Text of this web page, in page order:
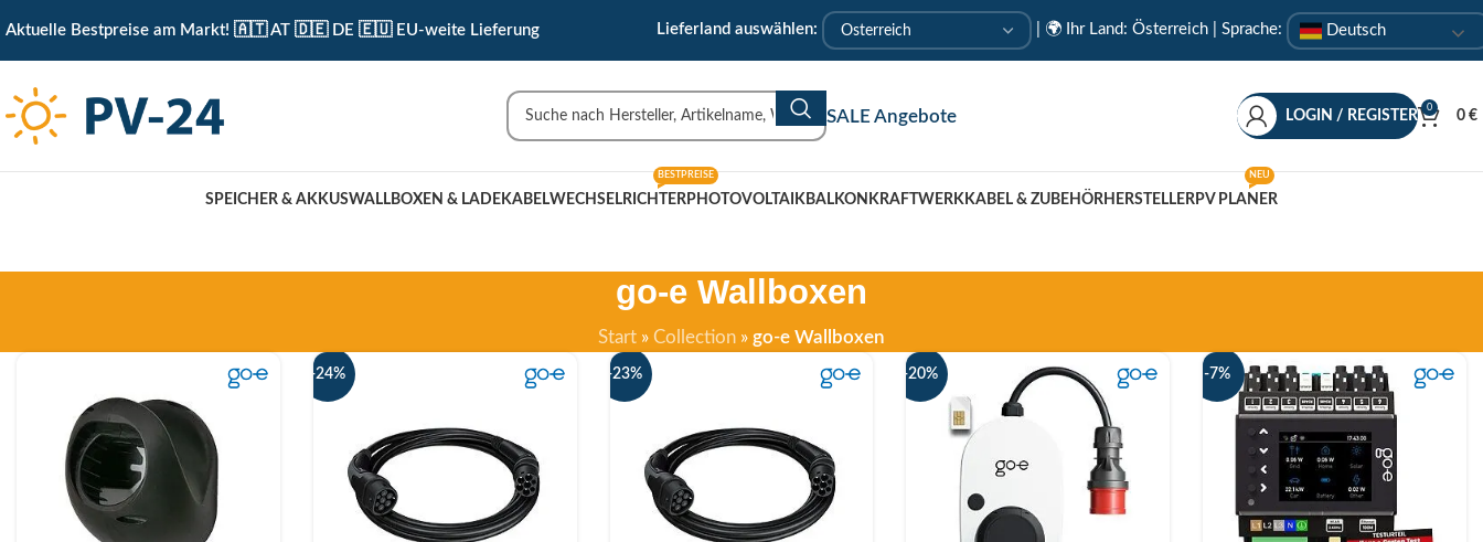
Aktuelle Bestpreise am Markt! 🇦🇹 AT 🇩🇪 DE 🇪🇺 EU-weite Lieferung Lieferland auswählen: 🌍 Ihr Land: Österreich | Sprache: Deutsch
SALE Angebote LOGIN / REGISTER
0
0 €
SPEICHER & AKKUSWALLBOXEN & LADEKABELWECHSELRICHTER
BESTPREISE
PHOTOVOLTAIK BALKONKRAFTWERK KABEL & ZUBEHÖR HERSTELLER PV PLANER
NEU
go-e Wallboxen
Start » Collection » go-e Wallboxen
-24% -23% -20% -7%
KOSTENLOSE ABHOLUNG IN UNSEREM ABHOLLAGER 🇦🇹 Uderns/Zillertal/Tirol